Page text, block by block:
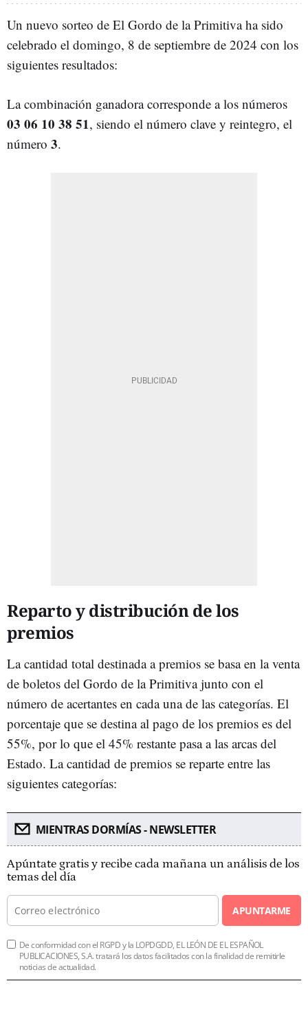
Un nuevo sorteo de El Gordo de la Primitiva ha sido
celebrado el domingo, 8 de septiembre de 2024 con los
siguientes resultados:
La combinación ganadora corresponde a los números
03 06 10 38 51, siendo el número clave y reintegro, el
número 3.
Reparto y distribución de los
premios
La cantidad total destinada a premios se basa en la venta
de boletos del Gordo de la Primitiva junto con el
número de acertantes en cada una de las categorías. El
porcentaje que se destina al pago de los premios es del
55%, por lo que el 45% restante pasa a las arcas del
Estado. La cantidad de premios se reparte entre las
siguientes categorías:
MIENTRAS DORMÍAS - NEWSLETTER
Apúntate gratis y recibe cada mañana un análisis de los
temas del día
APUNTARME
De conformidad con el RGPD y la LOPDGDD, EL LEÓN DE EL ESPAÑOL
PUBLICACIONES, S.A. tratará los datos facilitados con la finalidad de remitirle
noticias de actualidad.